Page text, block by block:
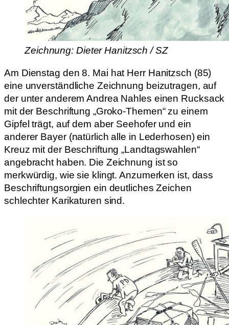
Zeichnung: Dieter Hanitzsch / SZ
Am Dienstag den 8. Mai hat Herr Hanitzsch (85)
eine unverständliche Zeichnung beizutragen, auf
der unter anderem Andrea Nahles einen Rucksack
mit der Beschriftung „Groko-Themen“ zu einem
Gipfel trägt, auf dem aber Seehofer und ein
anderer Bayer (natürlich alle in Lederhosen) ein
Kreuz mit der Beschriftung „Landtagswahlen“
angebracht haben. Die Zeichnung ist so
merkwürdig, wie sie klingt. Anzumerken ist, dass
Beschriftungsorgien ein deutliches Zeichen
schlechter Karikaturen sind.